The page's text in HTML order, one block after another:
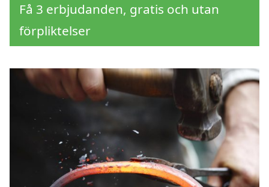
Få 3 erbjudanden, gratis och utan
förpliktelser